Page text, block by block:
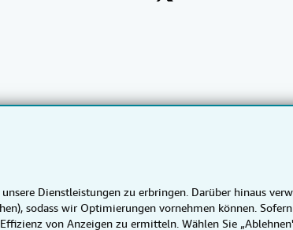
Dienstleistungen zu erbringen. Darüber hinaus
sodass wir Optimierungen vornehmen können.
von Anzeigen zu ermitteln. Wählen Sie